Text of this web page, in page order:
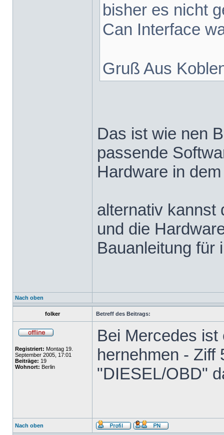
bisher es nicht
Can Interface
Gruß Aus
Das ist wie nen
passende
Hardware in
alternativ kannst
und die
Bauanleitung für
Nach oben
folker Betreff des Beitrags:
Registriert: Montag 19.
September 2005, 17:01
Beiträge: 19
Wohnort: Berlin
Bei Mercedes
hernehmen - Ziff
"DIESEL/OBD"
Nach oben